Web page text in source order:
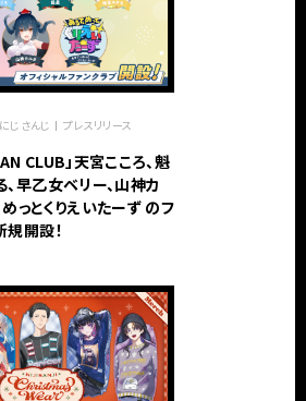
にじさんじ プレスリリース
CLUB」天宮こころ、魁
早乙女ベリー、山神カ
っとくりえいたーず のフ
規開設！